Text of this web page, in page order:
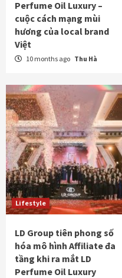
Perfume Oil Luxury –
cuộc cách mạng mùi
hương của local brand
Việt
10 months ago Thu Hà
Lifestyle
LD Group tiên phong số
hóa mô hình Affiliate đa
tầng khi ra mắt LD
Perfume Oil Luxury